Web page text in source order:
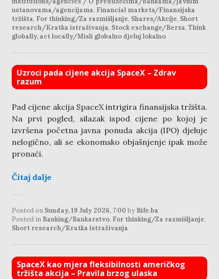
ustanovama/agencijama, Financial markets/Finansijska
tržišta, For thinking/Za razmišljanje, Shares/Akcije, Short
research/Kratka istraživanja, Stock exchange/Berza, Think
globally, act locally/Misli globalno djeluj lokalno
Uzroci pada cijene akcija SpaceX – Zdrav
razum
Pad cijene akcija SpaceX intrigira finansijska tržišta.
Na prvi pogled, silazak ispod cijene po kojoj je
izvršena početna javna ponuda akcija (IPO) djeluje
nelogično, ali se ekonomsko objašnjenje ipak može
pronaći.
Čitaj dalje
Posted on Sunday, 19 July 2026, 7:00 by Bife.ba
Posted in Banking/Bankarstvo, For thinking/Za razmišljanje,
Short research/Kratka istraživanja
SpaceX kao mjera fleksibilnosti američkog
tržišta akcija – Pravila brzog ulaska